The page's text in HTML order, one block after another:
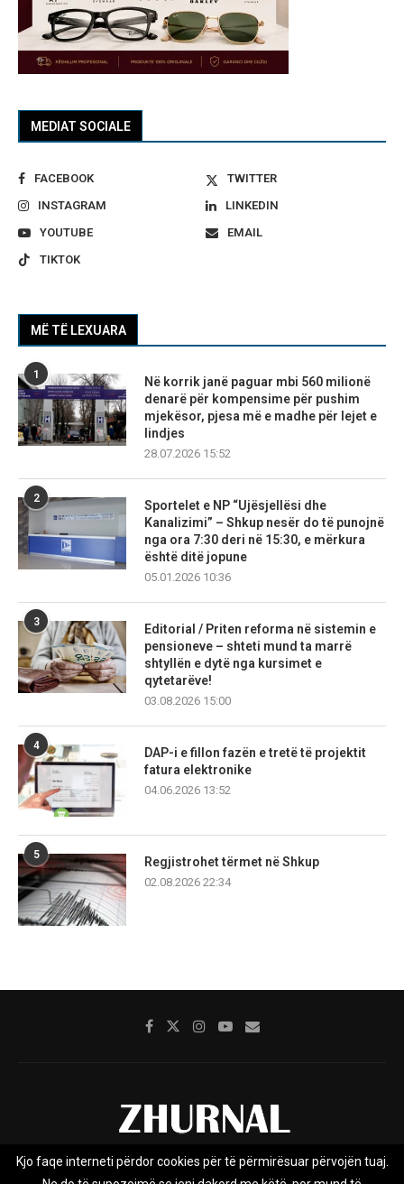
MEDIAT SOCIALE
FACEBOOK
TWITTER
INSTAGRAM
LINKEDIN
YOUTUBE
EMAIL
TIKTOK
MË TË LEXUARA
1
Në korrik janë paguar mbi 560 milionë
denarë për kompensime për pushim
mjekësor, pjesa më e madhe për lejet e
lindjes
28.07.2026 15:52
2
Sportelet e NP “Ujësjellësi dhe
Kanalizimi” – Shkup nesër do të punojnë
nga ora 7:30 deri në 15:30, e mërkura
është ditë jopune
05.01.2026 10:36
3
Editorial / Priten reforma në sistemin e
pensioneve – shteti mund ta marrë
shtyllën e dytë nga kursimet e
qytetarëve!
03.08.2026 15:00
4
DAP-i e fillon fazën e tretë të projektit
fatura elektronike
04.06.2026 13:52
5
Regjistrohet tërmet në Shkup
02.08.2026 22:34
Rreth nesh Impresumi Marketing Kontakt
Kjo faqe interneti përdor cookies për të përmirësuar përvojën tuaj.